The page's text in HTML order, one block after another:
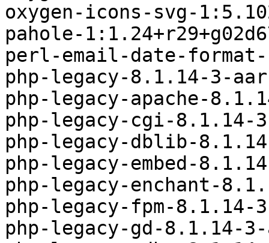
oxygen-icons-svg-
pahole-
perl-email-date-
php-legacy-8.1.14-3-
php-legacy-apache-
php-legacy-cgi-8.1.14-
php-legacy-dblib-
php-legacy-embed-
php-legacy-enchant-
php-legacy-fpm-
php-legacy-gd-8.1.14-